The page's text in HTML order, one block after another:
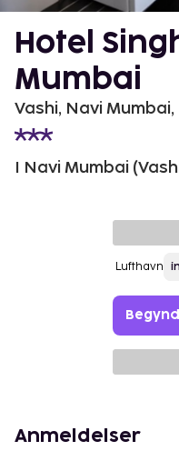
Hotel
Mumbai
Vashi, Navi Mumbai,
I Navi Mumbai
Lufthavn
Anmeldelser